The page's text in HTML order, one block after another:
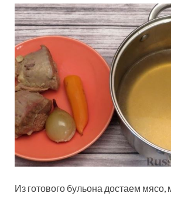
Из готового бульона достаем мясо,